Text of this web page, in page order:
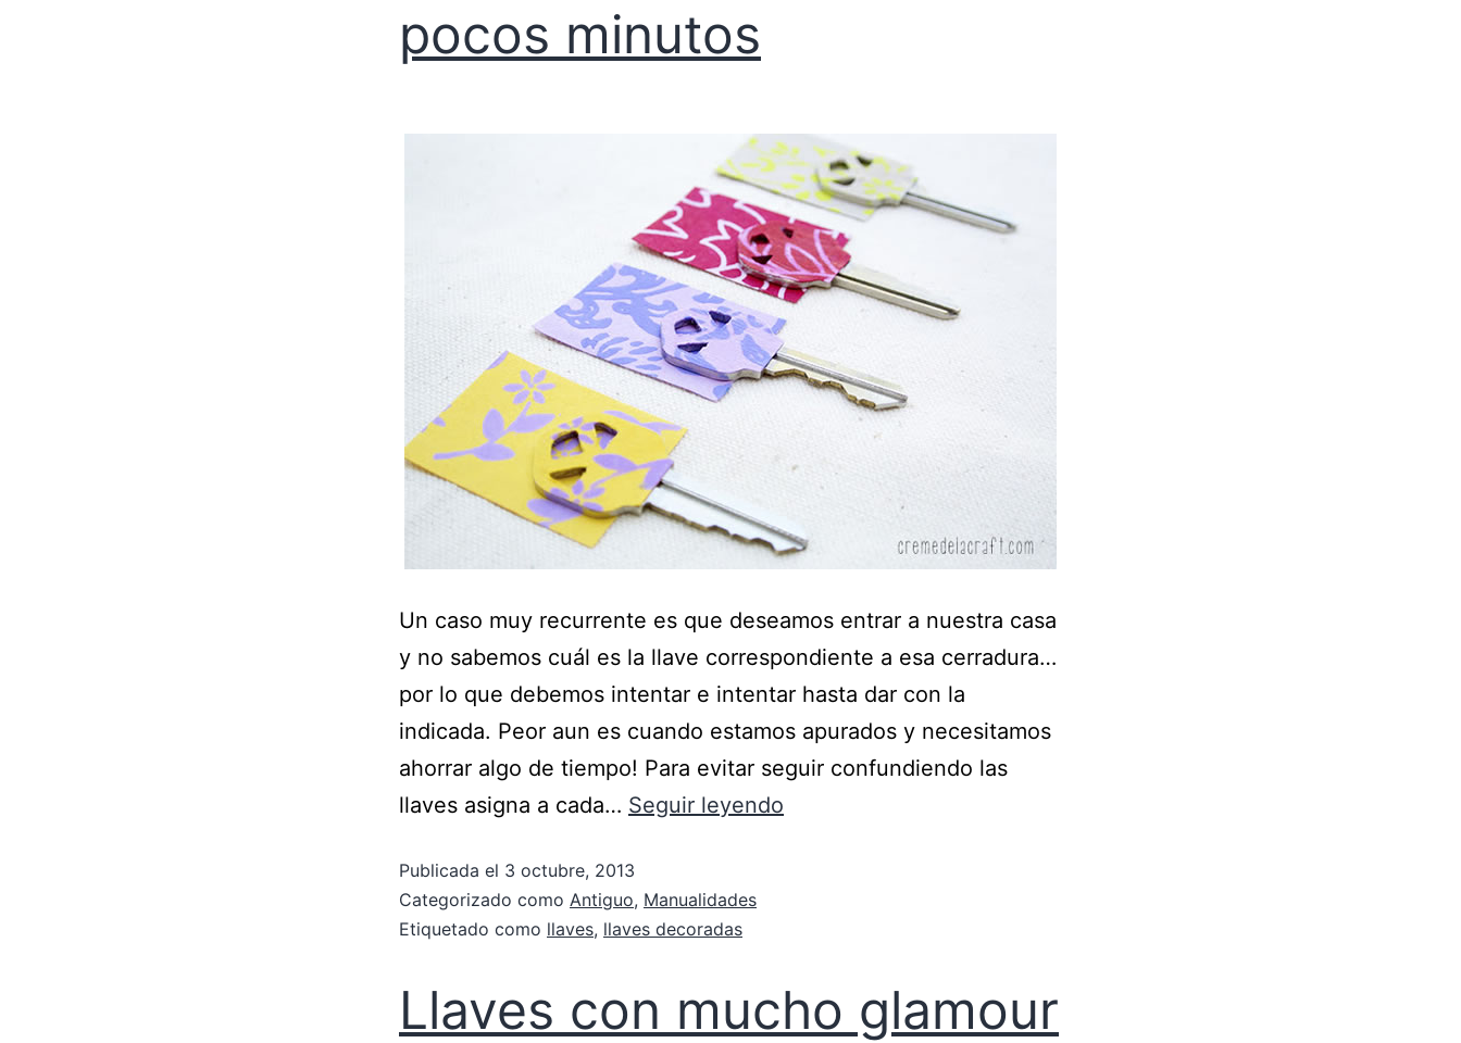
pocos minutos
Un caso muy recurrente es que deseamos entrar a nuestra casa
y no sabemos cuál es la llave correspondiente a esa cerradura…
por lo que debemos intentar e intentar hasta dar con la
indicada. Peor aun es cuando estamos apurados y necesitamos
ahorrar algo de tiempo! Para evitar seguir confundiendo las
llaves asigna a cada… Seguir leyendo
Publicada el 3 octubre, 2013
Categorizado como Antiguo, Manualidades
Etiquetado como llaves, llaves decoradas
Llaves con mucho glamour